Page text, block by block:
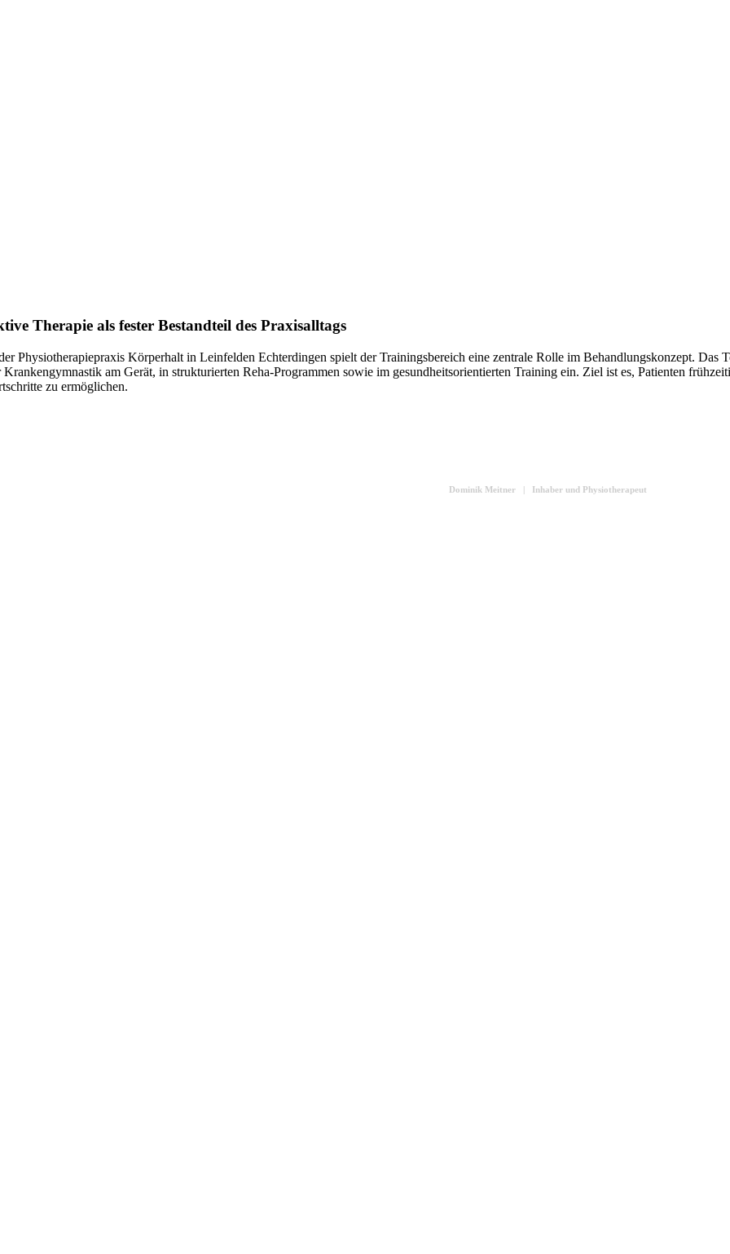
Therapie als fester Bestandteil des Praxisalltags
Physiotherapiepraxis Körperhalt in Leinfelden Echterdingen spielt der Trainingsbereich eine zentrale Rolle im Behandlungskonzept. Das
Krankengymnastik am Gerät, in strukturierten Reha-Programmen sowie im gesundheitsorientierten Training ein. Ziel ist es, Patienten
zu ermöglichen.
Dominik Meitner | Inhaber und Physiotherapeut